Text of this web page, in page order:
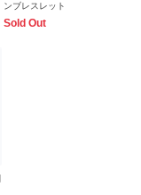
ンブレスレット
Sold Out